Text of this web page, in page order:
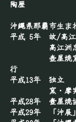
陶歴
沖縄県那覇市生ま
平成 5年 故/高江
高江洲忠
壺屋焼窯元
行
平成13年 独立
窯・摩実
平成28年 壼屋焼
平成29年 「沖展